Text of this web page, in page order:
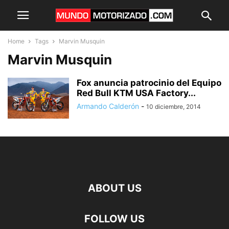
Home Tags Marvin Musquin
Marvin Musquin
Fox anuncia patrocinio del Equipo
Red Bull KTM USA Factory...
Armando Calderón - 10 diciembre, 2014
ABOUT US
FOLLOW US